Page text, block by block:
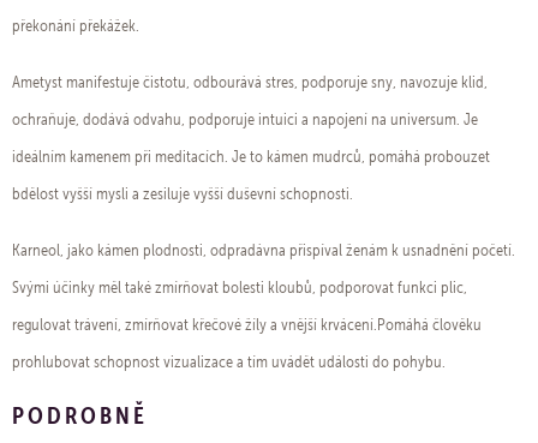
překonání překážek.
Ametyst manifestuje čistotu, odbourává stres, podporuje sny, navozuje klid,
ochraňuje, dodává odvahu, podporuje intuici a napojení na universum. Je
ideálním kamenem při meditacích. Je to kámen mudrců, pomáhá probouzet
bdělost vyšší mysli a zesiluje vyšší duševní schopnosti.
Karneol, jako kámen plodnosti, odpradávna přispíval ženám k usnadnění početí.
Svými účinky měl také zmírňovat bolesti kloubů, podporovat funkci plic,
regulovat trávení, zmírňovat křečové žíly a vnější krvácení.Pomáhá člověku
prohlubovat schopnost vizualizace a tím uvádět události do pohybu.
PODROBNĚ